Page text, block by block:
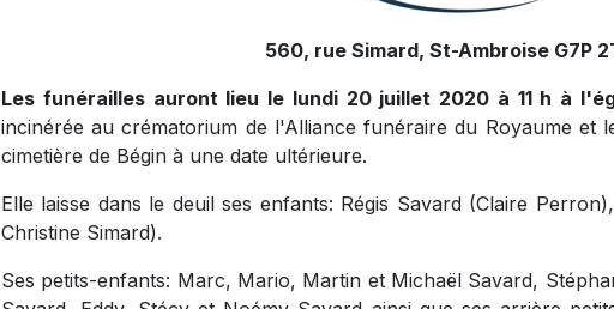
560, rue Simard, St-Ambroise G7P
Les funérailles auront lieu le lundi 20 juillet 2020 à 11 h à
incinérée au crématorium de l'Alliance funéraire du Royaume et
cimetière de Bégin à une date ultérieure.
Elle laisse dans le deuil ses enfants: Régis Savard (Claire
Christine Simard).
Ses petits-enfants: Marc, Mario, Martin et Michaël Savard,